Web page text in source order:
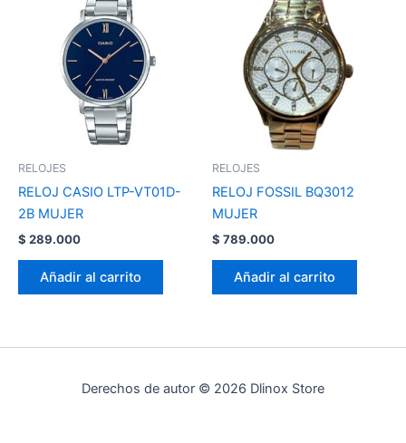
RELOJES
RELOJ CASIO LTP-VT01D-
2B MUJER
$ 289.000
Añadir al carrito
RELOJES
RELOJ FOSSIL BQ3012
MUJER
$ 789.000
Añadir al carrito
Derechos de autor © 2026 Dlinox Store